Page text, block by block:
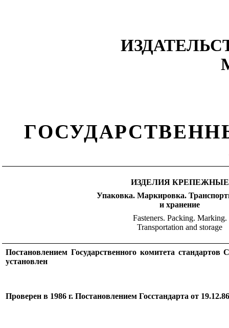
ИЗДЕЛИЯ КРЕПЕЖНЫЕ
Упаковка. Маркировка.
и хранение
Fasteners. Packing. Marking.
Transportation and storage
Постановлением Государственного комитета
установлен
Проверен в 1986 г. Постановлением Госстандарта от